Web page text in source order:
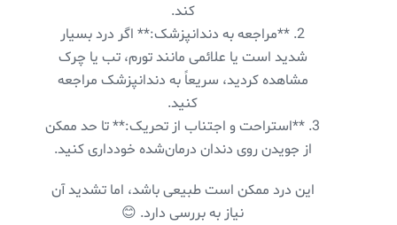
کند.
2. **مراجعه به دندانپزشک:** اگر درد بسیار
شدید است یا علائمی مانند تورم، تب یا چرک
مشاهده کردید، سریعاً به دندانپزشک مراجعه
کنید.
3. **استراحت و اجتناب از تحریک:** تا حد ممکن
از جویدن روی دندان درمان‌شده خودداری کنید.
این درد ممکن است طبیعی باشد، اما تشدید آن
نیاز به بررسی دارد. 😊